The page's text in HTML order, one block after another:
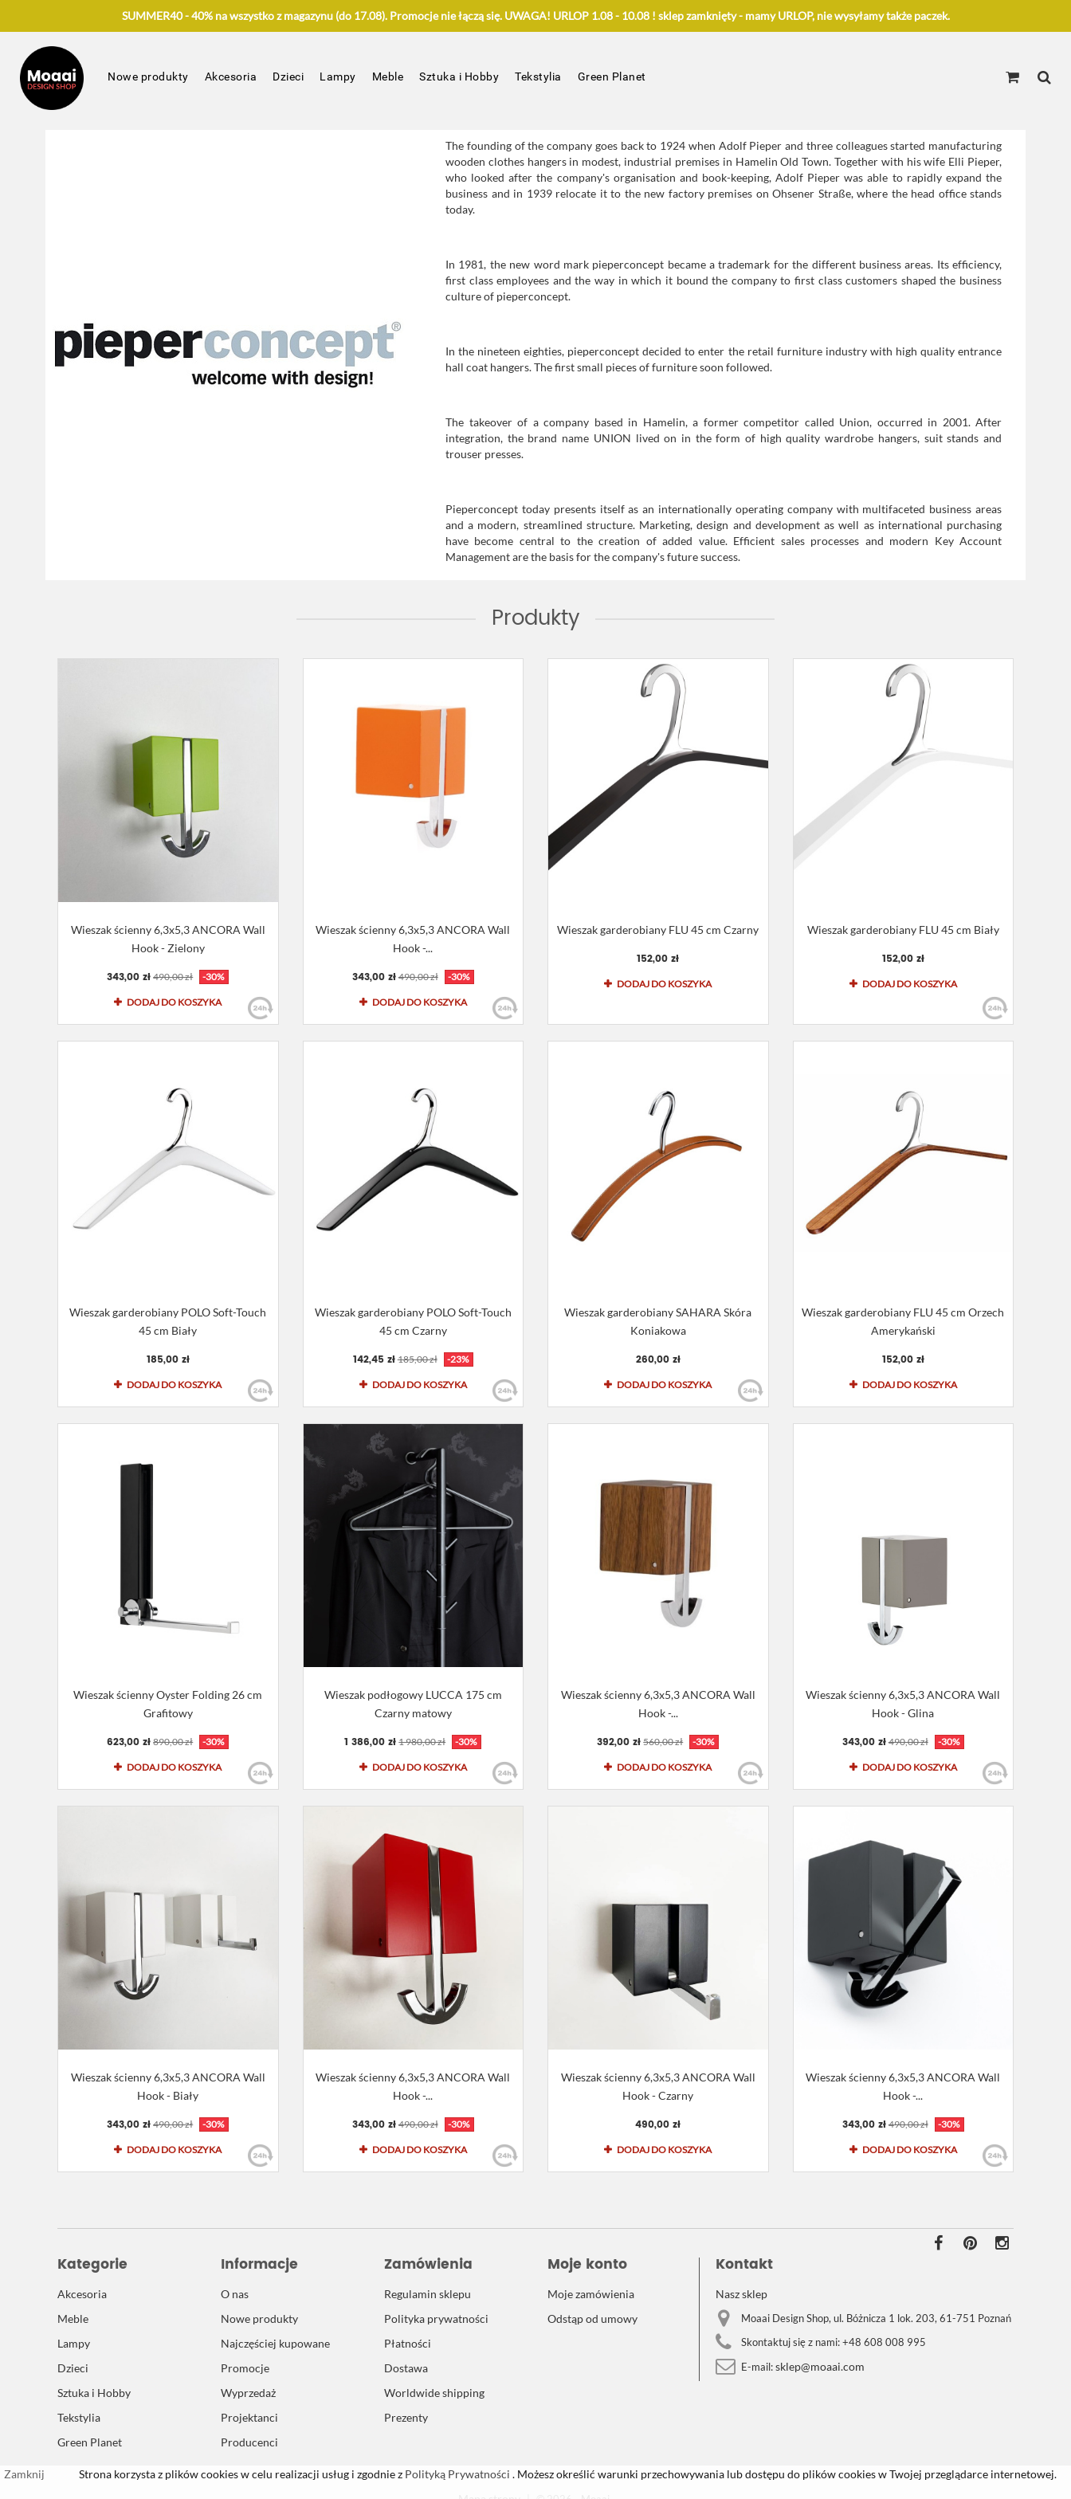
SUMMER40 - 40% na wszystko z magazynu (do 17.08). Promocje nie łączą się. UWAGA! URLOP 1.08 - 10.08 ! sklep zamknięty - mamy URLOP, nie wysyłamy także paczek.
Nowe produkty Akcesoria Dzieci Lampy Meble Sztuka i Hobby Tekstylia Green Planet
The founding of the company goes back to 1924 when Adolf Pieper and three colleagues started manufacturing
wooden clothes hangers in modest, industrial premises in Hamelin Old Town. Together with his wife Elli Pieper,
who looked after the company's organisation and book-keeping, Adolf Pieper was able to rapidly expand the
business and in 1939 relocate it to the new factory premises on Ohsener Straße, where the head office stands
today.
In 1981, the new word mark pieperconcept became a trademark for the different business areas. Its efficiency,
first class employees and the way in which it bound the company to first class customers shaped the business
culture of pieperconcept.
In the nineteen eighties, pieperconcept decided to enter the retail furniture industry with high quality entrance
hall coat hangers. The first small pieces of furniture soon followed.
The takeover of a company based in Hamelin, a former competitor called Union, occurred in 2001. After
integration, the brand name UNION lived on in the form of high quality wardrobe hangers, suit stands and
trouser presses.
Pieperconcept today presents itself as an internationally operating company with multifaceted business areas
and a modern, streamlined structure. Marketing, design and development as well as international purchasing
have become central to the creation of added value. Efficient sales processes and modern Key Account
Management are the basis for the company's future success.
Produkty
Wieszak ścienny 6,3x5,3 ANCORA Wall
Hook - Zielony
343,00 zł 490,00 zł -30%
DODAJ DO KOSZYKA
Wieszak ścienny 6,3x5,3 ANCORA Wall
Hook -...
343,00 zł 490,00 zł -30%
DODAJ DO KOSZYKA
Wieszak garderobiany FLU 45 cm Czarny
152,00 zł
DODAJ DO KOSZYKA
Wieszak garderobiany FLU 45 cm Biały
152,00 zł
DODAJ DO KOSZYKA
Wieszak garderobiany POLO Soft-Touch
45 cm Biały
185,00 zł
DODAJ DO KOSZYKA
Wieszak garderobiany POLO Soft-Touch
45 cm Czarny
142,45 zł 185,00 zł -23%
DODAJ DO KOSZYKA
Wieszak garderobiany SAHARA Skóra
Koniakowa
260,00 zł
DODAJ DO KOSZYKA
Wieszak garderobiany FLU 45 cm Orzech
Amerykański
152,00 zł
DODAJ DO KOSZYKA
Wieszak ścienny Oyster Folding 26 cm
Grafitowy
623,00 zł 890,00 zł -30%
DODAJ DO KOSZYKA
Wieszak podłogowy LUCCA 175 cm
Czarny matowy
1 386,00 zł 1 980,00 zł -30%
DODAJ DO KOSZYKA
Wieszak ścienny 6,3x5,3 ANCORA Wall
Hook -...
392,00 zł 560,00 zł -30%
DODAJ DO KOSZYKA
Wieszak ścienny 6,3x5,3 ANCORA Wall
Hook - Glina
343,00 zł 490,00 zł -30%
DODAJ DO KOSZYKA
Wieszak ścienny 6,3x5,3 ANCORA Wall
Hook - Biały
343,00 zł 490,00 zł -30%
DODAJ DO KOSZYKA
Wieszak ścienny 6,3x5,3 ANCORA Wall
Hook -...
343,00 zł 490,00 zł -30%
DODAJ DO KOSZYKA
Wieszak ścienny 6,3x5,3 ANCORA Wall
Hook - Czarny
490,00 zł
DODAJ DO KOSZYKA
Wieszak ścienny 6,3x5,3 ANCORA Wall
Hook -...
343,00 zł 490,00 zł -30%
DODAJ DO KOSZYKA
Kategorie
Akcesoria
Meble
Lampy
Dzieci
Sztuka i Hobby
Tekstylia
Green Planet
Informacje
O nas
Nowe produkty
Najczęściej kupowane
Promocje
Wyprzedaż
Projektanci
Producenci
Zamówienia
Regulamin sklepu
Polityka prywatności
Płatności
Dostawa
Worldwide shipping
Prezenty
Moje konto
Moje zamówienia
Odstąp od umowy
Kontakt
Nasz sklep
Moaai Design Shop, ul. Bóżnicza 1 lok. 203, 61-751 Poznań
Skontaktuj się z nami:+48 608 008 995
E-mail:sklep@moaai.com
Zamknij Strona korzysta z plików cookies w celu realizacji usług i zgodnie z Polityką Prywatności . Możesz określić warunki przechowywania lub dostępu do plików cookies w Twojej przeglądarce internetowej.